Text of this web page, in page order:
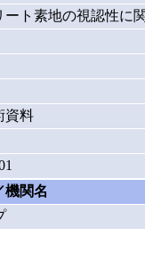
ート素地の視認性に
資料
機関名